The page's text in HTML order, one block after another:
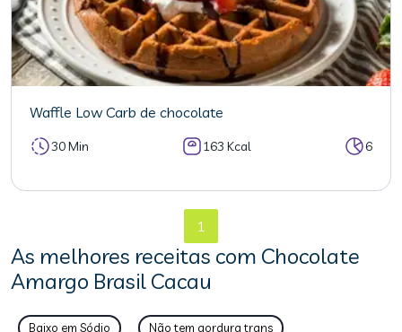
Waffle Low Carb de chocolate
30 Min 163 Kcal 6
1
As melhores receitas com Chocolate
Amargo Brasil Cacau
Baixo em Sódio Não tem gordura trans